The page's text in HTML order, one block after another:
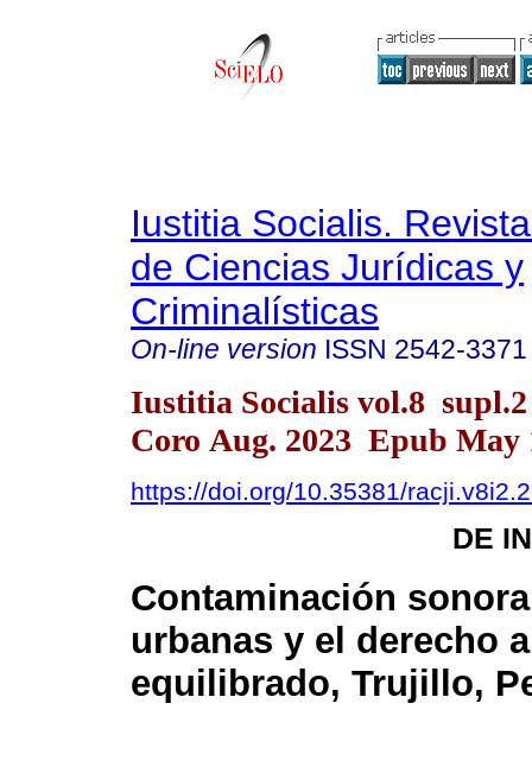
Iustitia Socialis.
de Ciencias Jurídicas y
Criminalísticas
On-line version ISSN 2542-3371
Iustitia Socialis vol.8 supl.2
Coro Aug. 2023 Epub May
https://doi.org/10.35381/
DE
Contaminación
urbanas y el derecho
equilibrado, Trujillo,